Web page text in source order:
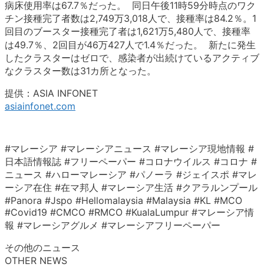
病床使用率は67.7％だった。 同日午後11時59分時点のワク
チン接種完了者数は2,749万3,018人で、接種率は84.2％。1
回目のブースター接種完了者は1,621万5,480人で、接種率
は49.7％、2回目が46万427人で1.4％だった。 新たに発生
したクラスターはゼロで、感染者が出続けているアクティブ
なクラスター数は31カ所となった。
提供：ASIA INFONET
asiainfonet.com
#マレーシア #マレーシアニュース #マレーシア現地情報 #
日本語情報誌 #フリーペーパー #コロナウイルス #コロナ #
ニュース #ハローマレーシア #パノーラ #ジェイスポ #マレ
ーシア在住 #在マ邦人 #マレーシア生活 #クアラルンプール
#Panora #Jspo #Hellomalaysia #Malaysia #KL #MCO
#Covid19 #CMCO #RMCO #KualaLumpur #マレーシア情
報 #マレーシアグルメ #マレーシアフリーペーパー
その他のニュース
OTHER NEWS